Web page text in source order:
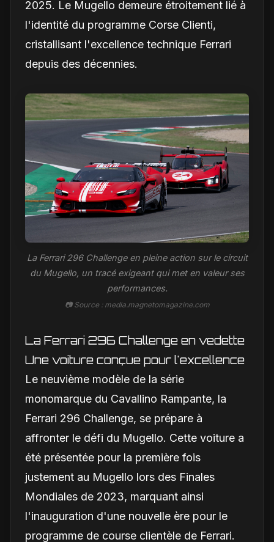
2025. Le Mugello demeure étroitement lié à
l'identité du programme Corse Clienti,
cristallisant l'excellence technique Ferrari
depuis des décennies.
La Ferrari 296 Challenge en pleine action sur le circuit
du Mugello, un tracé exigeant qui met en valeur ses
performances.
📷 Source : media.magnetomagazine.com
La Ferrari 296 Challenge en vedette
Une voiture conçue pour l'excellence
Le neuvième modèle de la série
monomarque du Cavallino Rampante, la
Ferrari 296 Challenge, se prépare à
affronter le défi du Mugello. Cette voiture a
été présentée pour la première fois
justement au Mugello lors des Finales
Mondiales de 2023, marquant ainsi
l'inauguration d'une nouvelle ère pour le
programme de course clientèle de Ferrari.